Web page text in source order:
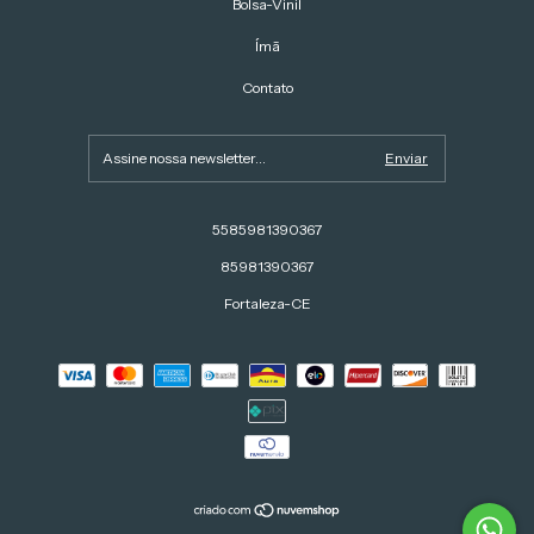
Bolsa-Vinil
Ímã
Contato
5585981390367
85981390367
Fortaleza-CE